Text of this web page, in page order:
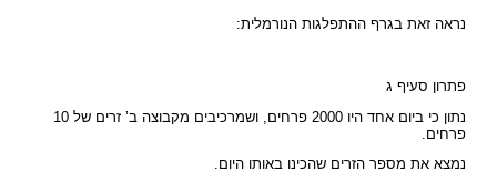
נראה זאת בגרף ההתפלגות הנורמלית:
פתרון סעיף ג
נתון כי ביום אחד היו 2000 פרחים, ושמרכיבים מקבוצה ב’ זרים של 10
פרחים.
נמצא את מספר הזרים שהכינו באותו היום.